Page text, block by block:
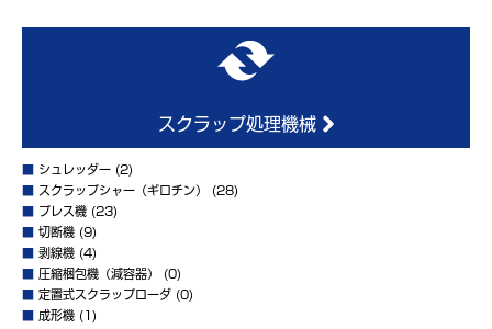
スクラップ処理機械
シュレッダー (2)
スクラップシャー（ギロチン）
(28)
プレス機 (23)
切断機 (9)
剥線機 (4)
圧縮梱包機（減容器）
(0)
定置式スクラップローダ (0)
成形機 (1)